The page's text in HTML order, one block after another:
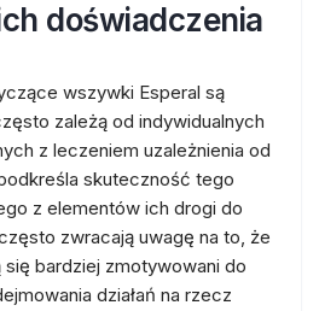
doświadczenia
wszywki Esperal są
zależą od indywidualnych
z leczeniem uzależnienia od
skuteczność tego
z elementów ich drogi do
zwracają uwagę na to, że
bardziej zmotywowani do
działań na rzecz